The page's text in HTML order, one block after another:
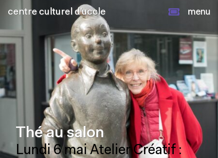
centre culturel d’uccle menu
Thé au salon
Lundi 6 mai Atelier Créatif :